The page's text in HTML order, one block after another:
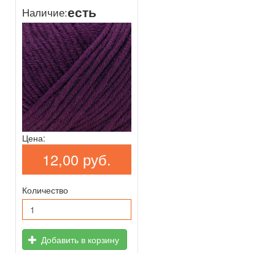
Наличие:есть
Цена:
12,00 руб.
Количество
Добавить в корзину